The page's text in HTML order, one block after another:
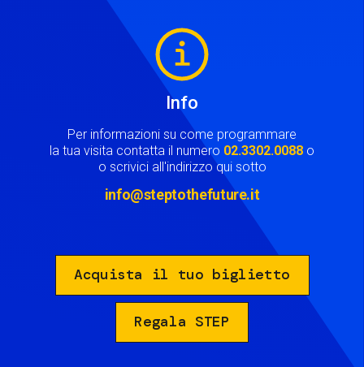
Info
Per informazioni su come programmare
la tua visita contatta il numero 02.3302.0088 o
o scrivici all'indirizzo qui sotto
info@steptothefuture.it
Acquista il tuo biglietto
Regala STEP